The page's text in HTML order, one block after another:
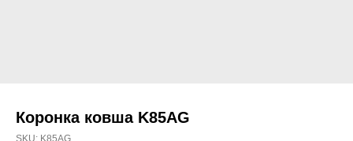
Коронка ковша K85AG
SKU: K85AG